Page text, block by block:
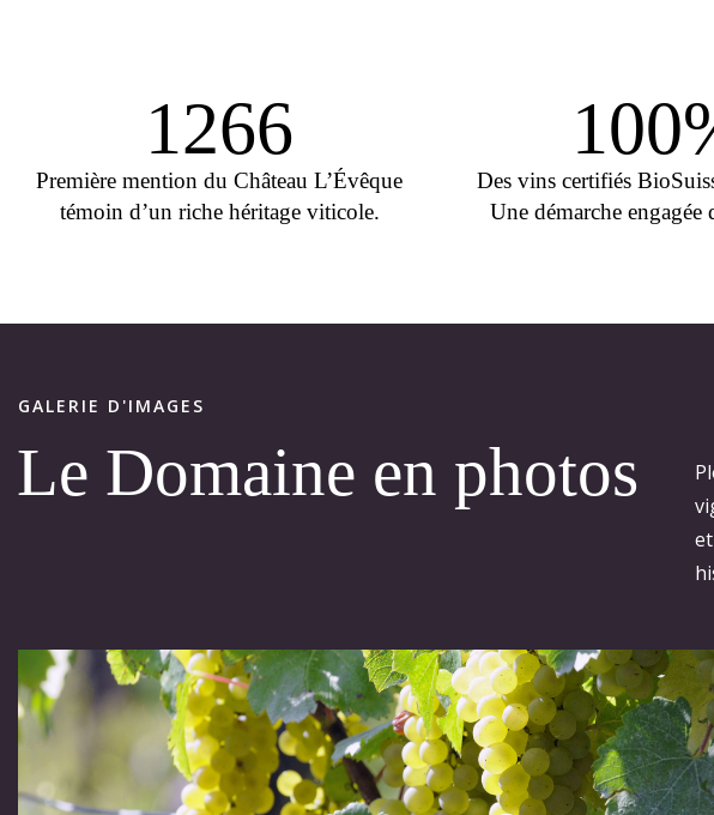
Première mention du Château L’Évêque
témoin d’un riche héritage viticole.
1266
Des vins certifiés
Une démarche engagée
100
GALERIE D'IMAGES
Le Domaine en photos